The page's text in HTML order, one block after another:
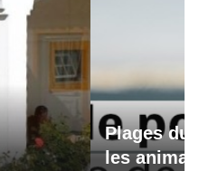
Plages du
les